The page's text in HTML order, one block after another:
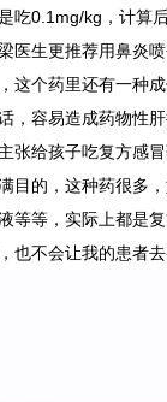
吃0.1mg/kg，计算
医生更推荐用鼻炎
这个药里还有一种
，容易造成药物性
张给孩子吃复方感
目的，这种药很多
等等，实际上都是
不会让我的患者去